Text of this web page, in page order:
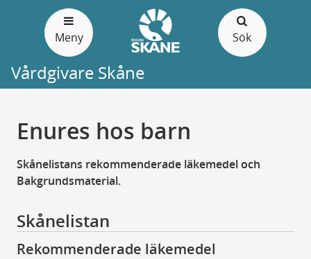
Meny Sök
Vårdgivare Skåne
Enures hos barn
Skånelistans rekommenderade läkemedel och
Bakgrundsmaterial.
Skånelistan
Rekommenderade läkemedel